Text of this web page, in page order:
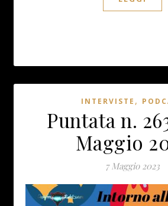
INTERVISTE ,
Puntata n.
Maggio
7 Maggio 2023